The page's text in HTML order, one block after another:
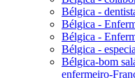
Bélgica -
Bélgica -
Bélgica -
Bélgica -
Bélgica-bom
enfermeiro-